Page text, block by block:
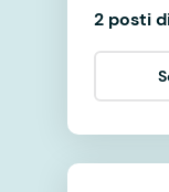
2 posti